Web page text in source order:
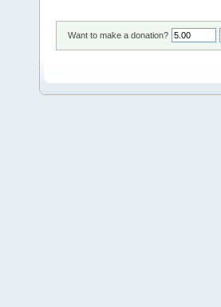
Want to make a donation?